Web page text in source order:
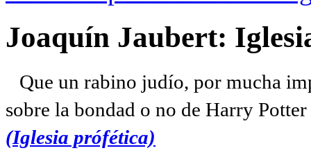
Joaquín Jaubert:
Que un rabino judío, por mucha
sobre la bondad o no de Harry
(Iglesia prófética)